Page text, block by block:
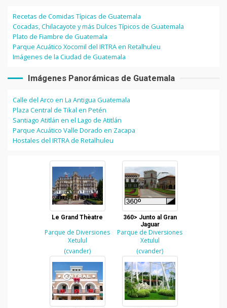
Recetas de Comidas Típicas de Guatemala
Cocadas, Chilacayote y más Dulces Típicos de Guatemala
Plato de Fiambre de Guatemala
Parque Acuático Xocomil del IRTRA en Retalhuleu
Imágenes de la Ciudad de Guatemala
Imágenes Panorámicas de Guatemala
Calle del Arco en La Antigua Guatemala
Plaza Central de Tikal en Petén
Santiago Atitlán en el Lago de Atitlán
Parque Acuático Valle Dorado en Zacapa
Hostales del IRTRA de Retalhuleu
Le Grand Thèatre
Parque de Diversiones
Xetulul
(cvander)
360> Junto al Gran
Jaguar
Parque de Diversiones
Xetulul
(cvander)